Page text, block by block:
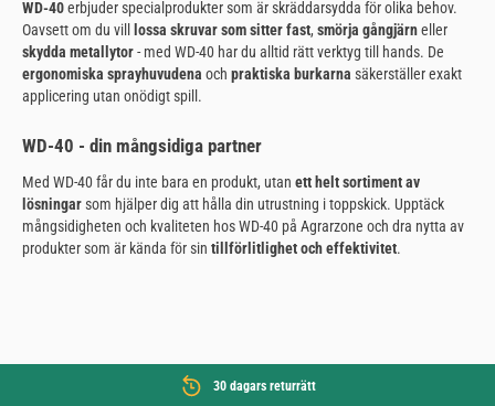
WD-40erbjuder specialprodukter som är skräddarsydda för olika behov.
Oavsett om du villlossa skruvar som sitter fast, smörja gångjärneller
skydda metallytor- med WD-40 har du alltid rätt verktyg till hands. De
ergonomiska sprayhuvudena och praktiska burkarna säkerställer exakt
applicering utan onödigt spill.
WD-40 - din mångsidiga partner
Med WD-40 får du inte bara en produkt, utan ett helt sortiment av
lösningarsom hjälper dig att hålla din utrustning i toppskick. Upptäck
mångsidigheten och kvaliteten hos WD-40 på Agrarzone och dra nytta av
produkter som är kända för sin tillförlitlighet och effektivitet.
30 dagars returrätt